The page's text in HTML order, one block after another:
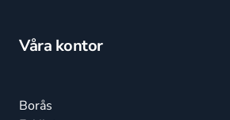
Våra kontor
Borås